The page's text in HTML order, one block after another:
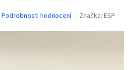
Podrobnosti hodnocení Značka:ESP